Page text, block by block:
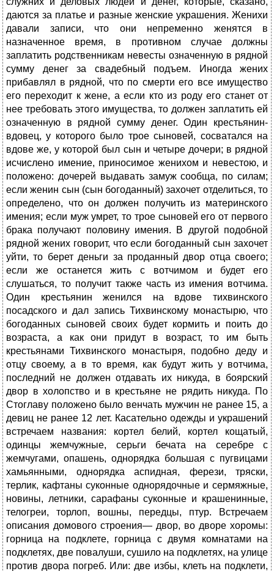
даются за платье и разные женские украшения. Женихи
давали записи, что они непременно женятся в
назначенное время, в противном случае должны
заплатить родственникам невесты означенную в рядной
сумму денег за свадебный подъем. Иногда жених
прибавлял в рядной, что по смерти его все имущество
его переходит к жене, а если кто из роду его станет от
нее требовать этого имущества, то должен заплатить ей
означенную в рядной сумму денег. Один крестьянин-
вдовец, у которого было трое сыновей, сосватался на
вдове же, у которой был сын и четыре дочери; в рядной
исчислено имение, приносимое женихом и невестою, и
положено: дочерей выдавать замуж сообща, по силам;
если женин сын (сын богоданный) захочет отделиться, то
определено, что он должен получить из материнского
имения; если муж умрет, то трое сыновей его от первого
брака получают половину имения. В другой подобной
рядной жених говорит, что если богоданный сын захочет
уйти, то берет деньги за проданный двор отца своего;
если же останется жить с вотчимом и будет его
слушаться, то получит также часть из имения вотчима.
Один крестьянин женился на вдове тихвинского
посадского и дал запись Тихвинскому монастырю, что
богоданных сыновей своих будет кормить и поить до
возраста, а как они придут в возраст, то им быть
крестьянами Тихвинского монастыря, подобно деду и
отцу своему, а в то время, как будут жить у вотчима,
последний не должен отдавать их никуда, в боярский
двор в холопство и в крестьяне не рядить никуда. По
Стоглаву положено было венчать мужчин не ранее 15, а
девиц не ранее 12 лет. Касательно одежды и украшений
встречаем названия: кортел белий, кортел кощатый,
одинцы жемчужные, серьги бечата на серебре с
жемчугами, опашень, однорядка большая с пугвицами
хамьянными, однорядка аспидная, ферези, тряски,
терлик, кафтаны суконные однорядочные и сермяжные,
новины, летники, сарафаны суконные и крашенинные,
телогреи, торлоп, вошны, передцы, птур. Встречаем
описания домового строения— двор, во дворе хоромы:
горница на подклете, горница с двумя комнатами на
подклетях, две повалуши, сушило на подклетях, на улице
против двора погреб. Или: две избы, клеть на подклети,